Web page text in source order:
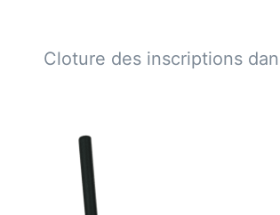
Cloture des inscriptions